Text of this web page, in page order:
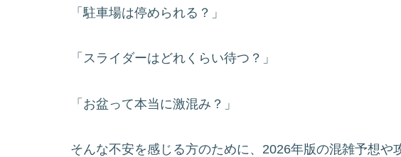
「駐車場は停められる？」
「スライダーはどれくらい待つ？」
「お盆って本当に激混み？」
そんな不安を感じる方のために、2026年版の混雑予想や